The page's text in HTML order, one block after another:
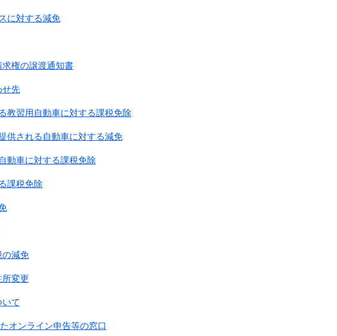
に対する減免
権の譲渡通知書
せ先
習用自動車に対する課税免除
される自動車に対する減免
動車に対する課税免除
課税免除
の減免
所変更
て
オンライン申告等の窓口